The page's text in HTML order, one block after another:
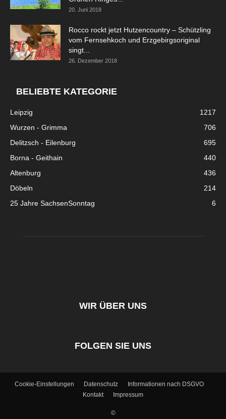
20. Juni 2018
Rocco rockt jetzt Hutzencountry – Schützling
vom Fernsehkoch und Erzgebirgsoriginal
singt...
26. Dezember 2018
BELIEBTE KATEGORIE
Leipzig
1217
Wurzen - Grimma
706
Delitzsch - Eilenburg
695
Borna - Geithain
440
Altenburg
436
Döbeln
214
25 Jahre SachsenSonntag
6
WIR ÜBER UNS
FOLGEN SIE UNS
Cookie-Einstellungen Datenschutz
Informationen nach DSGVO
Kontakt
Impressum
©